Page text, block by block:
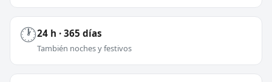
🕐24 h · 365 días
También noches y festivos